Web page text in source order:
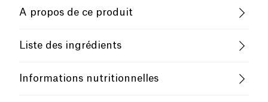
A propos de ce produit
Vegan Sans gluten (ingrédients)
Liste des ingrédients
citron* (une pincée). * = biologique.
Informations nutritionnelles